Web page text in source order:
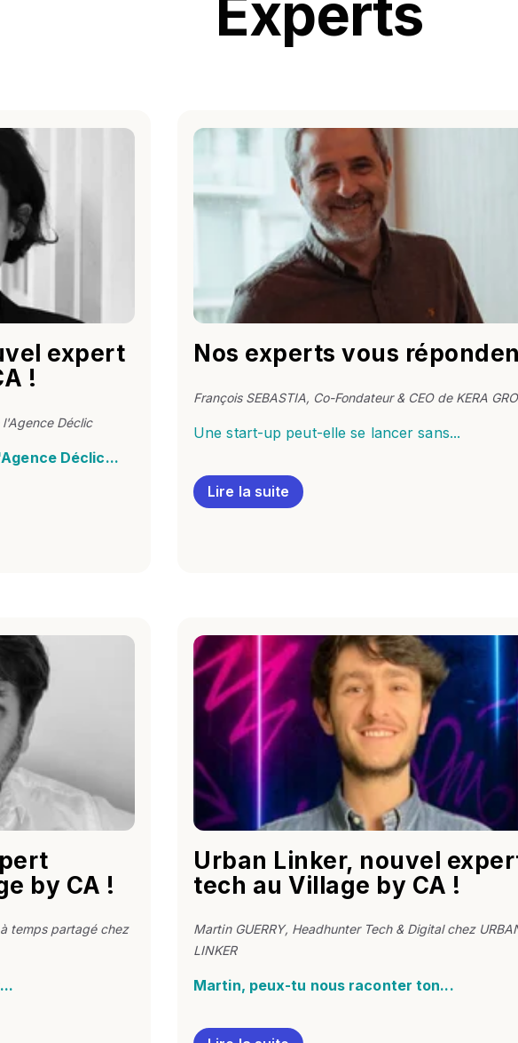
Experts
expert
!
Déclic
Déclic...
Nos experts vous
François SEBASTIA, Co-Fondateur & CEO de KERA
Une start-up peut-elle se lancer sans...
Lire la suite
by CA !
temps partagé chez
Urban Linker, nouvel
tech au Village by CA !
Martin GUERRY, Headhunter Tech & Digital chez
LINKER
Martin, peux-tu nous raconter ton...